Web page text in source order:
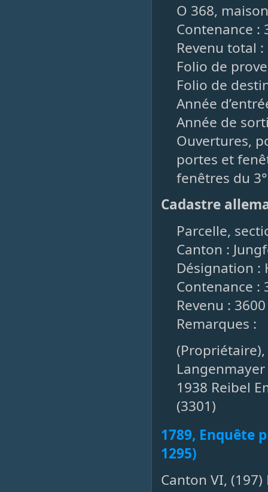
O 368,
Contenance :
Revenu total
Folio de
Folio de
Année
Année de
Ouvertures,
portes et
fenêtres du
Cadastre
Parcelle,
Canton :
Désignation :
Contenance :
Revenu :
Remarques :
1938 Reibel
(3301)
1789, Enquête
1295)
Canton VI,